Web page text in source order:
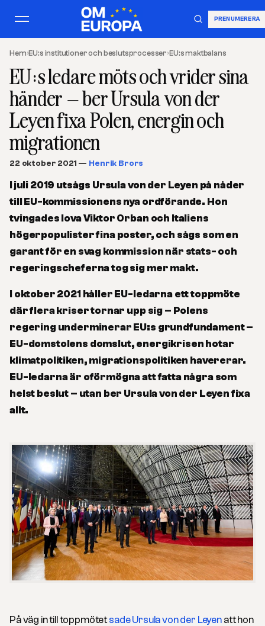
PRENUMERERA
Hem›EU:s institutioner och beslutsprocesser›EU:s maktbalans
EU:s ledare möts och vrider sina
händer – ber Ursula von der
Leyen fixa Polen, energin och
migrationen
22 oktober 2021 — Henrik Brors
I juli 2019 utsågs Ursula von der Leyen på nåder
till EU-kommissionens nya ordförande. Hon
tvingades lova Viktor Orban och Italiens
högerpopulister fina poster, och sågs som en
garant för en svag kommission när stats- och
regeringscheferna tog sig mer makt.
I oktober 2021 håller EU-ledarna ett toppmöte
där flera kriser tornar upp sig – Polens
regering underminerar EU:s grundfundament –
EU-domstolens domslut, energikrisen hotar
klimatpolitiken, migrationspolitiken havererar.
EU-ledarna är oförmögna att fatta några som
helst beslut – utan ber Ursula von der Leyen fixa
allt.
På väg in till toppmötetsade Ursula von der Leyen att hon